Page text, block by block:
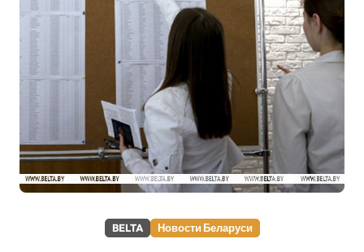
BELTA Новости Беларуси